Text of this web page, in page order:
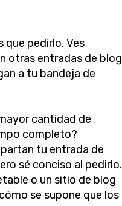
que pedirlo. Ves
otras entradas de blog
a tu bandeja de
cantidad de
completo?
tu entrada de
sé conciso al pedirlo.
o un sitio de blog
se supone que los